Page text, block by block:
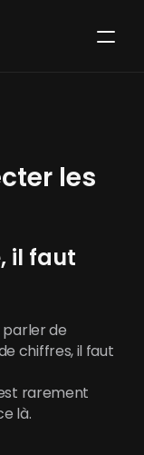
les
il faut
parler de
chiffres, il faut
rarement
là.